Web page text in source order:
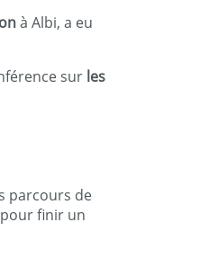
à Albi, a eu
sur les
parcours de
finir un